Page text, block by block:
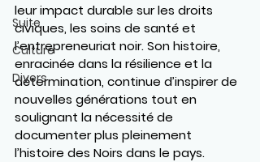
Suite
Culture
Divers
leur impact durable sur les droits
civiques, les soins de santé et
l’entrepreneuriat noir. Son histoire,
enracinée dans la résilience et la
détermination, continue d’inspirer de
nouvelles générations tout en
soulignant la nécessité de
documenter plus pleinement
l’histoire des Noirs dans le pays.